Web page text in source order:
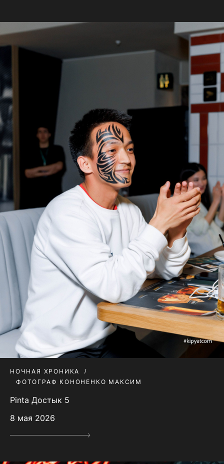
НОЧНАЯ ХРОНИКА
ФОТОГРАФ КОНОНЕНКО МАКСИМ
Pinta Достык 5
8 мая 2026